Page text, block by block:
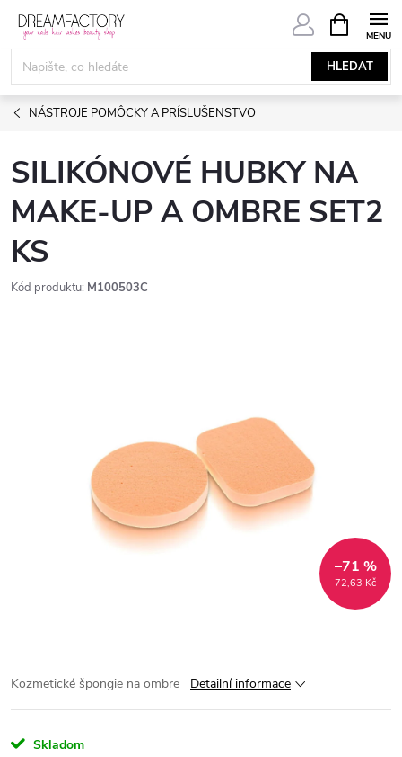
Přejít
obsah
HLEDAT
NÁKUPNÍ
KOŠÍK
NÁSTROJE POMÔCKY A PRÍSLUŠENSTVO
SILIKÓNOVÉ HUBKY NA
MAKE-UP A OMBRE SET2
KS
Kód produktu: M100503C
72,63 Kč
–71 %
Kozmetické špongie na ombre Detailní informace
Skladom